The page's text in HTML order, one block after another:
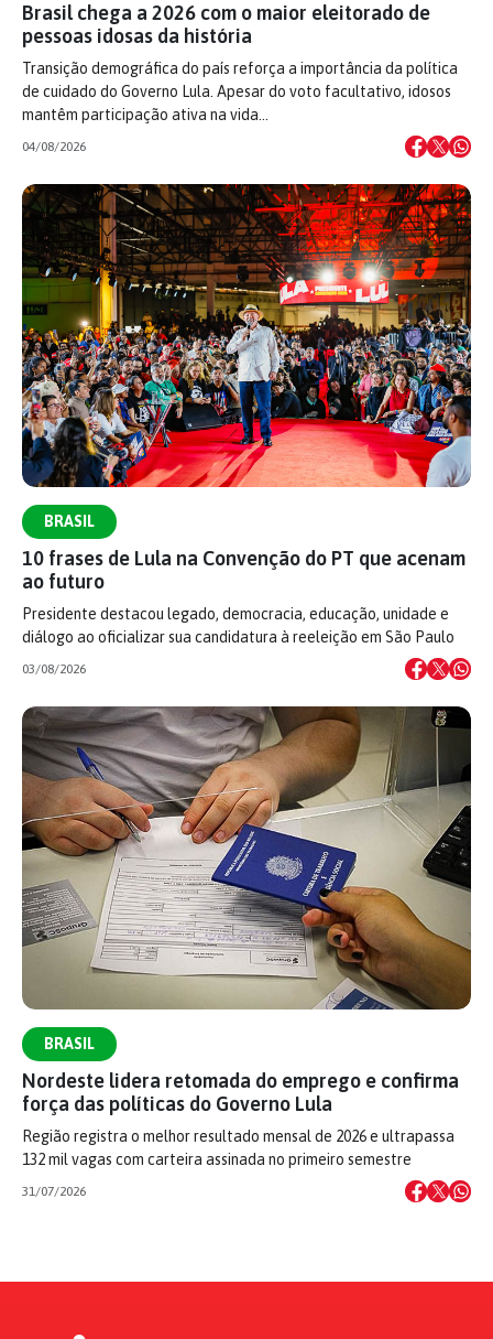
Brasil chega a 2026 com o maior eleitorado de
pessoas idosas da história
Transição demográfica do país reforça a importância da política
de cuidado do Governo Lula. Apesar do voto facultativo, idosos
mantêm participação ativa na vida…
04/08/2026
BRASIL
10 frases de Lula na Convenção do PT que acenam
ao futuro
Presidente destacou legado, democracia, educação, unidade e
diálogo ao oficializar sua candidatura à reeleição em São Paulo
03/08/2026
BRASIL
Nordeste lidera retomada do emprego e confirma
força das políticas do Governo Lula
Região registra o melhor resultado mensal de 2026 e ultrapassa
132 mil vagas com carteira assinada no primeiro semestre
31/07/2026